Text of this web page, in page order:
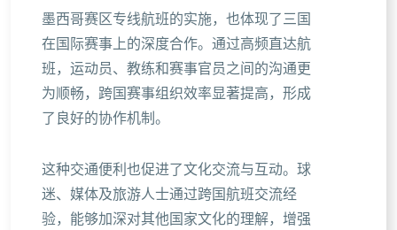
墨西哥赛区专线航班的实施，也体现了三国
在国际赛事上的深度合作。通过高频直达航
班，运动员、教练和赛事官员之间的沟通更
为顺畅，跨国赛事组织效率显著提高，形成
了良好的协作机制。
这种交通便利也促进了文化交流与互动。球
迷、媒体及旅游人士通过跨国航班交流经
验，能够加深对其他国家文化的理解，增强